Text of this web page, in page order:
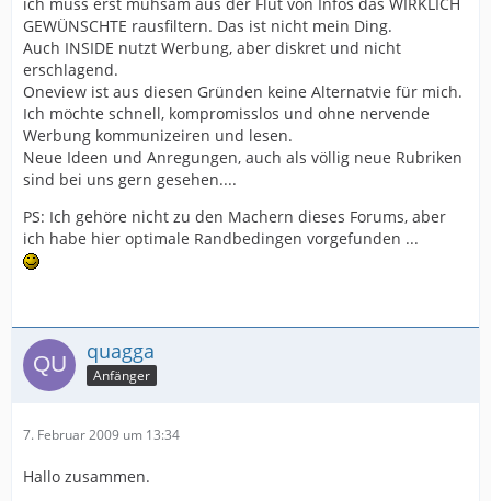
GEWÜNSCHTE rausfiltern. Das ist nicht mein Ding.
Auch INSIDE nutzt Werbung, aber diskret und nicht
erschlagend.
Oneview ist aus diesen Gründen keine Alternatvie für mich.
Ich möchte schnell, kompromisslos und ohne nervende
Werbung kommunizeiren und lesen.
Neue Ideen und Anregungen, auch als völlig neue Rubriken
sind bei uns gern gesehen....
PS: Ich gehöre nicht zu den Machern dieses Forums, aber
ich habe hier optimale Randbedingen vorgefunden ...
quagga
Anfänger
7. Februar 2009 um 13:34
Hallo zusammen.